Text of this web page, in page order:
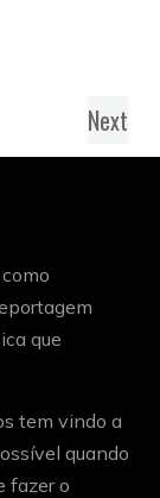
Next
que
tem vindo a
quando
fazer o